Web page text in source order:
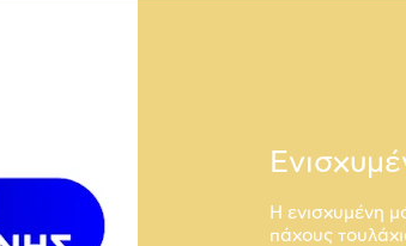
Η ενισχυμένη
πάχους